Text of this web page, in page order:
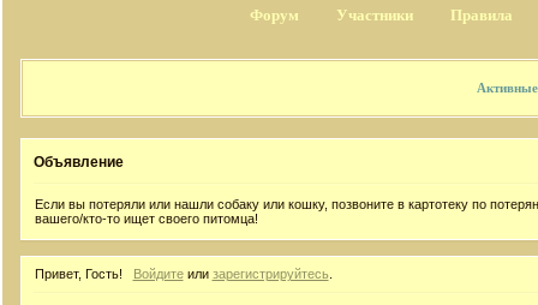
Форум Участники Правила
Объявление
Если вы потеряли или нашли собаку или кошку, позвоните в картотеку по
вашего/кто-то ищет своего питомца!
Привет, Гость! Войдитеили зарегистрируйтесь